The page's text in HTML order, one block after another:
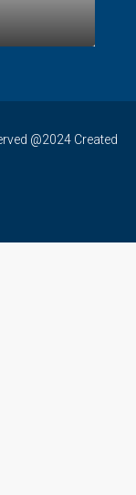
@2024 Created